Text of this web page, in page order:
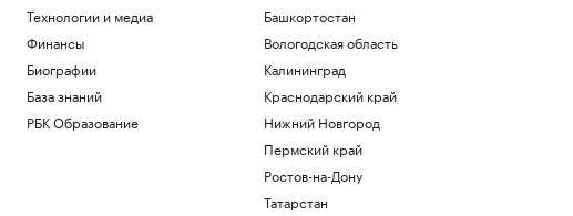
Технологии и медиа
Финансы
Биографии
База знаний
РБК Образование
Башкортостан
Вологодская область
Калининград
Краснодарский край
Нижний Новгород
Пермский край
Ростов-на-Дону
Татарстан